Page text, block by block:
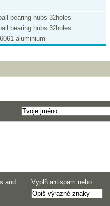
bearing hubs 32holes
bearing hubs 32holes
aluminium
Vyplň antispam nebo